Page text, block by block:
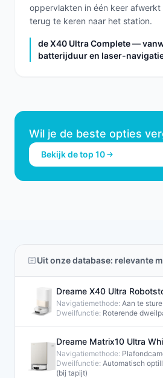
oppervlakten in één keer
terug te keren naar het station.
de X40 Ultra Complete —
batterijduur en laser-
Wil je de beste opties
Bekijk de top 10
Uit onze database: relevante
Dreame X40 Ultra
met Dweilmogelijkheid Wit
Navigatiemethode: Aan te
Dweilfunctie: Roterende
Dreame Matrix10 Ultra
Robotstofzuiger én dweil
Navigatiemethode:
Dweilfunctie: Automatisch
(bij tapijt)